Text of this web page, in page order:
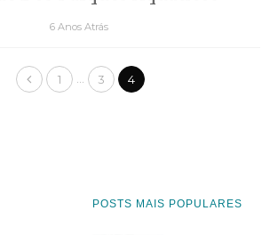
6 Anos Atrás
1 3 4
POSTS MAIS POPULARES